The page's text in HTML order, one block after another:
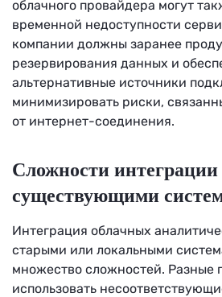
облачного провайдера могут
временной недоступности
компании должны заранее
резервирования данных и
альтернативные источники
минимизировать риски,
от интернет-соединения.
Сложности интеграции
существующими
Интеграция облачных
старыми или локальными
множество сложностей. Разные
использовать